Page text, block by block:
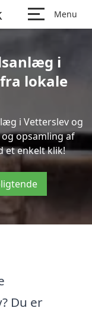
Menu
i
lokale
i Vetterslev og
opsamling af
et enkelt klik!
Du er